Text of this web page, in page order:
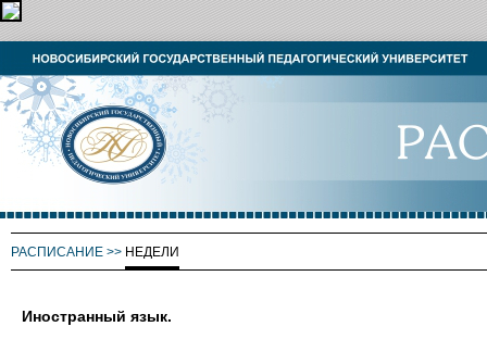
РАСПИСАНИЕ >> НЕДЕЛИ
Иностранный язык.